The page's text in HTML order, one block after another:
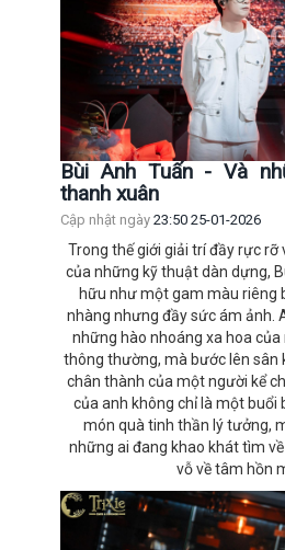
Bùi Anh Tuấn - Và
thanh xuân
Cập nhật ngày 23:50 25-01-2026
Trong thế giới giải trí đầy rực rỡ
của những kỹ thuật dàn dựng,
hữu như một gam màu riêng
nhàng nhưng đầy sức ám ảnh.
những hào nhoáng xa hoa
thông thường, mà bước lên sân
chân thành của một người kể
của anh không chỉ là một buổi
món quà tinh thần lý tưởng,
những ai đang khao khát tìm
vỗ về tâm hồn